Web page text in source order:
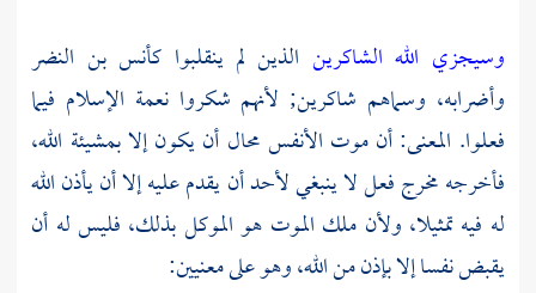
وسيجزي الله الشاكرين الذين لم ينقلبوا كأنس بن النضر
وأضرابه، وسماهم شاكرين; لأنهم شكروا نعمة الإسلام فيما
فعلوا. المعنى: أن موت الأنفس محال أن يكون إلا بمشيئة الله،
فأخرجه مخرج فعل لا ينبغي لأحد أن يقدم عليه إلا أن يأذن الله
له فيه تمثيلا، ولأن ملك الموت هو الموكل بذلك، فليس له أن
يقبض نفسا إلا بإذن من الله، وهو على معنيين: